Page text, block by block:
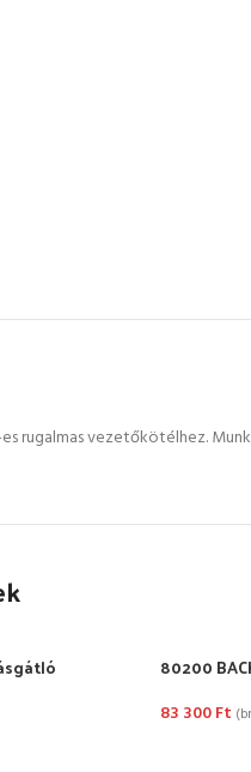
rugalmas vezetőkötélhez.
80200
83 300Ft